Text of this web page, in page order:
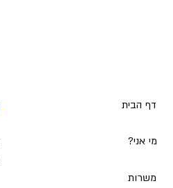
דף הבית
מי אני?
משרות